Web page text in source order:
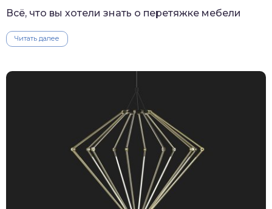
Всё, что вы хотели знать о перетяжке мебели
Читать далее